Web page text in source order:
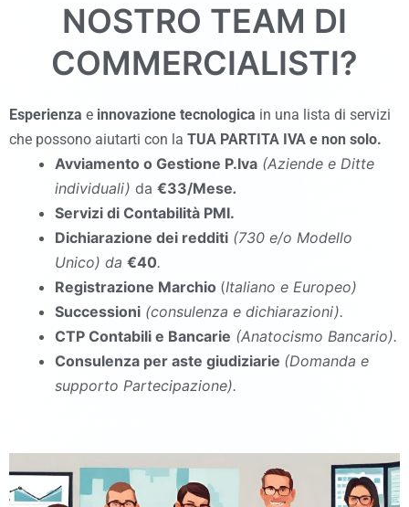
NOSTRO TEAM DI
COMMERCIALISTI?
Esperienza e innovazione tecnologica in una lista di servizi
che possono aiutarti con la TUA PARTITA IVA e non solo.
Avviamento o Gestione P.Iva (Aziende e Ditte
individuali) da €33/Mese.
Servizi di Contabilità PMI.
Dichiarazione dei redditi (730 e/o Modello
Unico) da €40.
Registrazione Marchio (Italiano e Europeo)
Successioni (consulenza e dichiarazioni).
CTP Contabili e Bancarie (Anatocismo Bancario).
Consulenza per aste giudiziarie (Domanda e
supporto Partecipazione).